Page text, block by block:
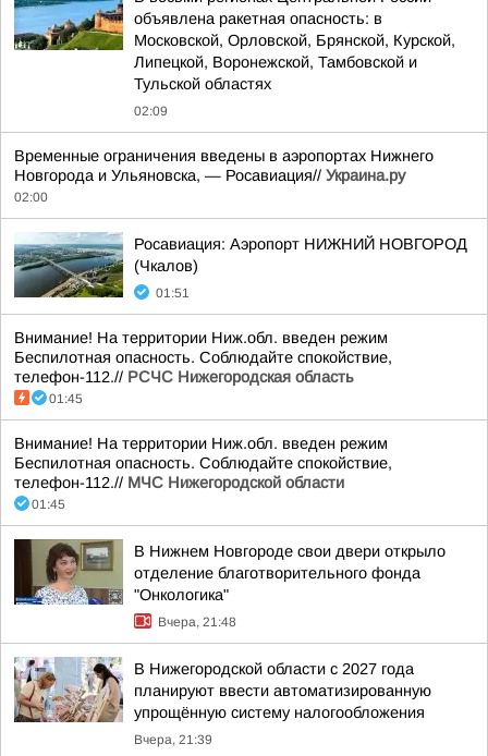
объявлена ракетная опасность: в
Московской, Орловской, Брянской, Курской,
Липецкой, Воронежской, Тамбовской и
Тульской областях
02:09
Временные ограничения введены в аэропортах Нижнего
Новгорода и Ульяновска, — Росавиация// Украина.ру
02:00
Росавиация: Аэропорт НИЖНИЙ НОВГОРОД
(Чкалов)
01:51
Внимание! На территории Ниж.обл. введен режим
Беспилотная опасность. Соблюдайте спокойствие,
телефон-112.// РСЧС Нижегородская область
01:45
Внимание! На территории Ниж.обл. введен режим
Беспилотная опасность. Соблюдайте спокойствие,
телефон-112.// МЧС Нижегородской области
01:45
В Нижнем Новгороде свои двери открыло
отделение благотворительного фонда
"Онкологика"
Вчера, 21:48
В Нижегородской области с 2027 года
планируют ввести автоматизированную
упрощённую систему налогообложения
Вчера, 21:39